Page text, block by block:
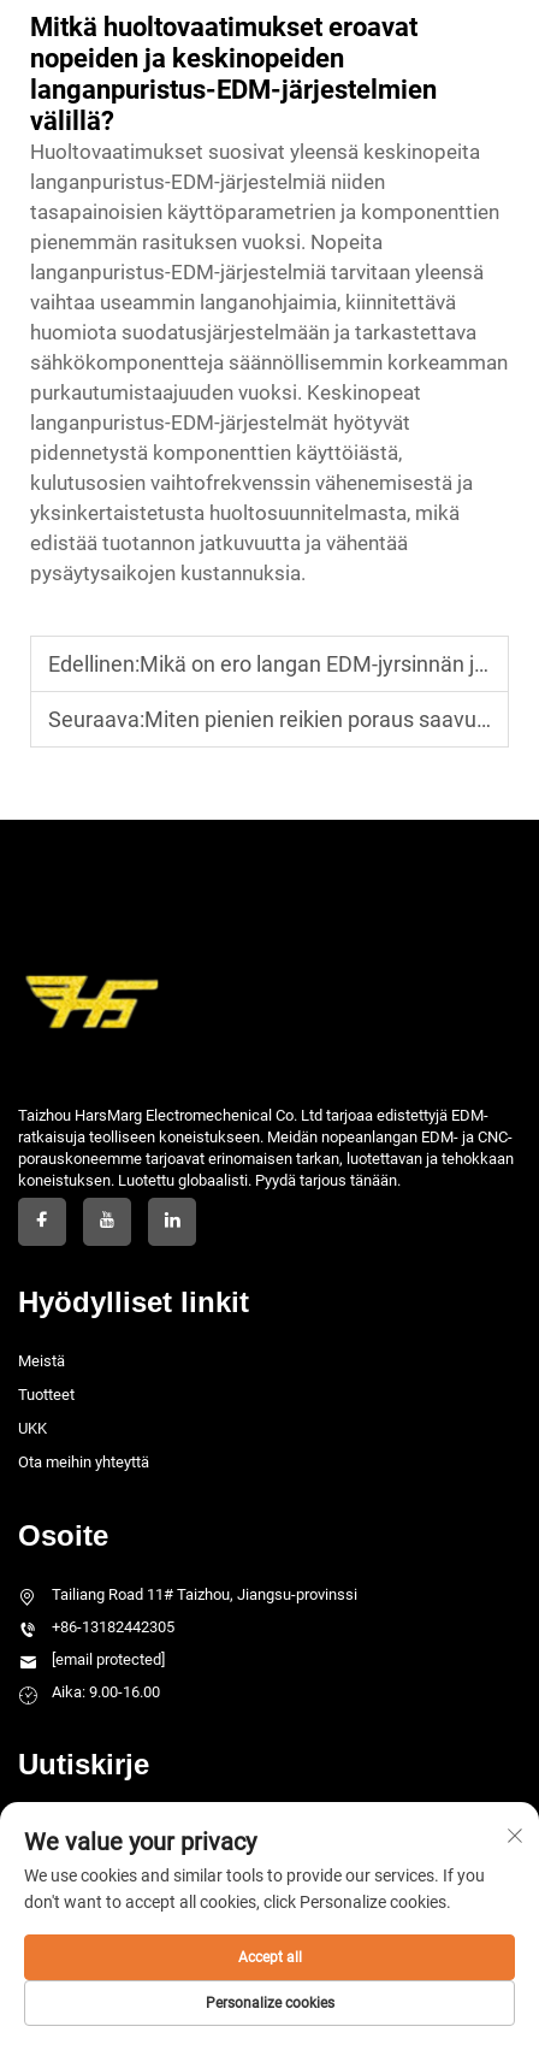
Mitkä huoltovaatimukset eroavat
nopeiden ja keskinopeiden
langanpuristus-EDM-järjestelmien
välillä?
Huoltovaatimukset suosivat yleensä keskinopeita
langanpuristus-EDM-järjestelmiä niiden
tasapainoisien käyttöparametrien ja komponenttien
pienemmän rasituksen vuoksi. Nopeita
langanpuristus-EDM-järjestelmiä tarvitaan yleensä
vaihtaa useammin langanohjaimia, kiinnitettävä
huomiota suodatusjärjestelmään ja tarkastettava
sähkökomponentteja säännöllisemmin korkeamman
purkautumistaajuuden vuoksi. Keskinopeat
langanpuristus-EDM-järjestelmät hyötyvät
pidennetystä komponenttien käyttöiästä,
kulutusosien vaihtofrekvenssin vähenemisestä ja
yksinkertaistetusta huoltosuunnitelmasta, mikä
edistää tuotannon jatkuvuutta ja vähentää
pysäytysaikojen kustannuksia.
Edellinen:Mikä on ero langan EDM-jyrsinnän ja laserleikkauksen välillä?
Seuraava:Miten pienien reikien poraus saavuttaa korkean tarkkuuden?
Taizhou HarsMarg Electromechenical Co. Ltd tarjoaa edistettyjä EDM-
ratkaisuja teolliseen koneistukseen. Meidän nopeanlangan EDM- ja CNC-
porauskoneemme tarjoavat erinomaisen tarkan, luotettavan ja tehokkaan
koneistuksen. Luotettu globaalisti. Pyydä tarjous tänään.
Hyödylliset linkit
Meistä
Tuotteet
UKK
Ota meihin yhteyttä
Osoite
Tailiang Road 11# Taizhou, Jiangsu-provinssi
+86-13182442305
[email protected]
Aika: 9.00-16.00
Uutiskirje
Tervetuloa kommunikoimaan meidän kanssa saadaksesi viimeisimmän
Lähetä
We value your privacy
We use cookies and similar tools to provide our services. If you
don't want to accept all cookies, click Personalize cookies.
Personalize cookies
Accept all